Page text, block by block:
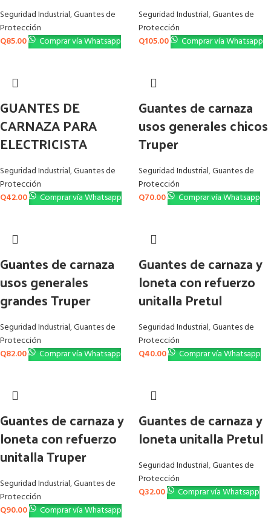
Seguridad Industrial,Guantes de
Protección
Q85.00 Comprar vía Whatsapp
Seguridad Industrial,Guantes de
Protección
Q105.00 Comprar vía Whatsapp
GUANTES DE
CARNAZA PARA
ELECTRICISTA
Seguridad Industrial,Guantes de
Protección
Q42.00 Comprar vía Whatsapp
Guantes de carnaza
usos generales chicos
Truper
Seguridad Industrial,Guantes de
Protección
Q70.00 Comprar vía Whatsapp
Guantes de carnaza
usos generales
grandes Truper
Seguridad Industrial,Guantes de
Protección
Q82.00 Comprar vía Whatsapp
Guantes de carnaza y
loneta con refuerzo
unitalla Pretul
Seguridad Industrial,Guantes de
Protección
Q40.00 Comprar vía Whatsapp
Guantes de carnaza y
loneta con refuerzo
unitalla Truper
Seguridad Industrial,Guantes de
Protección
Q90.00 Comprar vía Whatsapp
Guantes de carnaza y
loneta unitalla Pretul
Seguridad Industrial,Guantes de
Protección
Q32.00 Comprar vía Whatsapp